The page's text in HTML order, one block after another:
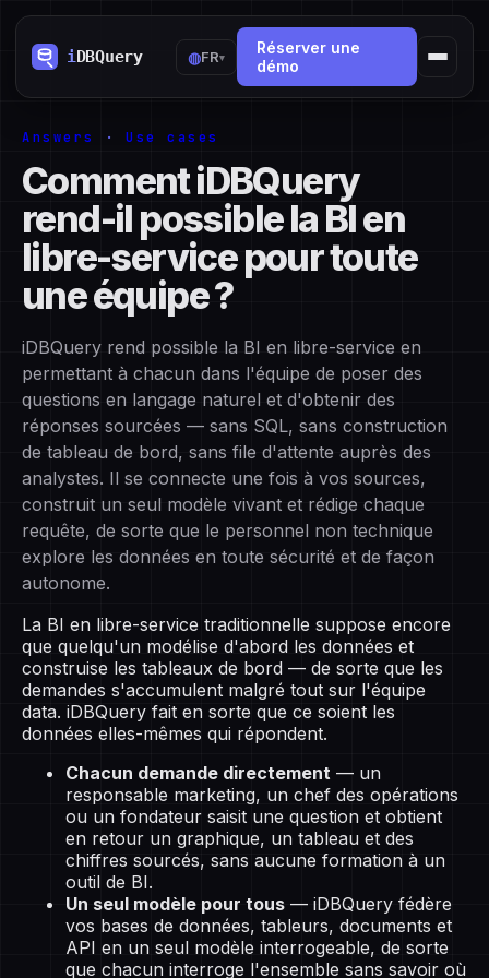
◍FR▾
Réserver une
démo
Answers · Use cases
Comment iDBQuery
rend-il possible la BI en
libre-service pour toute
une équipe ?
iDBQuery rend possible la BI en libre-service en
permettant à chacun dans l'équipe de poser des
questions en langage naturel et d'obtenir des
réponses sourcées — sans SQL, sans construction
de tableau de bord, sans file d'attente auprès des
analystes. Il se connecte une fois à vos sources,
construit un seul modèle vivant et rédige chaque
requête, de sorte que le personnel non technique
explore les données en toute sécurité et de façon
autonome.
La BI en libre-service traditionnelle suppose encore
que quelqu'un modélise d'abord les données et
construise les tableaux de bord — de sorte que les
demandes s'accumulent malgré tout sur l'équipe
data. iDBQuery fait en sorte que ce soient les
données elles-mêmes qui répondent.
Chacun demande directement — un
responsable marketing, un chef des opérations
ou un fondateur saisit une question et obtient
en retour un graphique, un tableau et des
chiffres sourcés, sans aucune formation à un
outil de BI.
Un seul modèle pour tous — iDBQuery fédère
vos bases de données, tableurs, documents et
API en un seul modèle interrogeable, de sorte
que chacun interroge l'ensemble sans savoir où